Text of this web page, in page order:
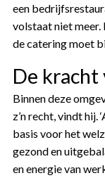
een
volstaat niet meer.
de catering moet
De kracht
Binnen deze
z’n recht, vindt hij.
basis voor het
gezond en
en energie van